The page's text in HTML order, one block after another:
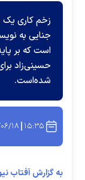
زخم کاری یک
جنایی به
است که بر
حسینی‌زاد
شده‌است.
۱۵:۳۵
به گزارش آفتاب